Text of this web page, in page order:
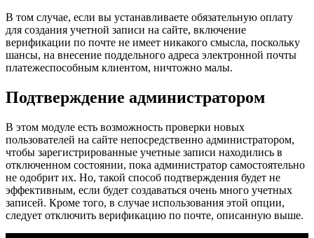
В том случае, если вы устанавливаете обязательную оплату
для создания учетной записи на сайте, включение
верификации по почте не имеет никакого смысла, поскольку
шансы, на внесение поддельного адреса электронной почты
платежеспособным клиентом, ничтожно малы.
Подтверждение администратором
В этом модуле есть возможность проверки новых
пользователей на сайте непосредственно администратором,
чтобы зарегистрированные учетные записи находились в
отключенном состоянии, пока администратор самостоятельно
не одобрит их. Но, такой способ подтверждения будет не
эффективным, если будет создаваться очень много учетных
записей. Кроме того, в случае использования этой опции,
следует отключить верификацию по почте, описанную выше.